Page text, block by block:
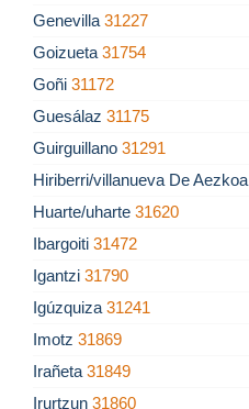
Genevilla 31227
Goizueta 31754
Goñi 31172
Guesálaz 31175
Guirguillano 31291
Hiriberri/villanueva De Aezkoa
Huarte/uharte 31620
Ibargoiti 31472
Igantzi 31790
Igúzquiza 31241
Imotz 31869
Irañeta 31849
Irurtzun 31860